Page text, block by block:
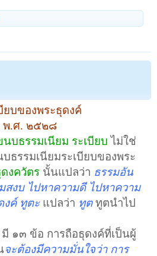
ยบของพระธุดงค์
พ.ศ. ๒๕๒๘
นบธรรมเนียม ระเบียบไม่ใช่
ธรรมเนียมระเบียบของพระ
งควัตร นั้นแปลว่า ธรรมอัน
สงบ ไปหาความดี ไปหาความ
งค์ ทูตะแปลว่า ทูตทูตนำไป
๑๓ ข้อ การถือธุดงค์ที่เป็นผู้
จะต้องมีความมั่นใจว่า การ